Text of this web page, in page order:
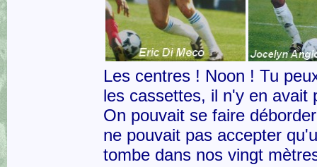
Les centres ! Noon ! Tu
les cassettes, il n'y en avait
On pouvait se faire
ne pouvait pas accepter
tombe dans nos vingt